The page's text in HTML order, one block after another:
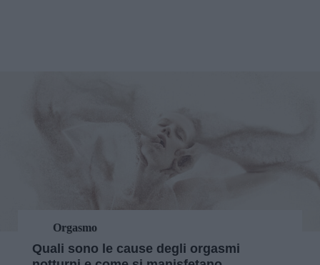
Orgasmo
Quali sono le cause degli orgasmi